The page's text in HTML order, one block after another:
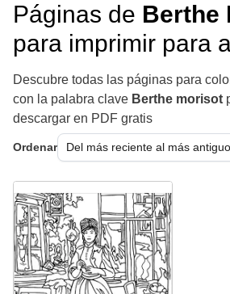
Páginas de Berthe
para imprimir para
Descubre todas las páginas para
con la palabra clave Berthe morisot
descargar en PDF gratis
Ordenar